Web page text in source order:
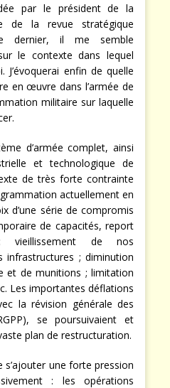
par le président de la
de la revue stratégique
dernier, il me semble
le contexte dans lequel
J’évoquerai enfin de quelle
en œuvre dans l’armée de
militaire sur laquelle
d’armée complet, ainsi
et technologique de
de très forte contrainte
actuellement en
d’une série de compromis
de capacités, report
vieillissement de nos
; diminution
et de munitions ; limitation
Les importantes déflations
la révision générale des
se poursuivaient et
plan de restructuration.
une forte pression
: les opérations